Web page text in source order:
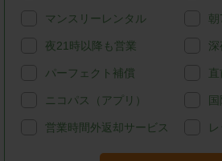
マンスリーレンタル
夜21時以降も営業
パーフェクト補償
ニコパス（アプリ）
営業時間外返却サービス